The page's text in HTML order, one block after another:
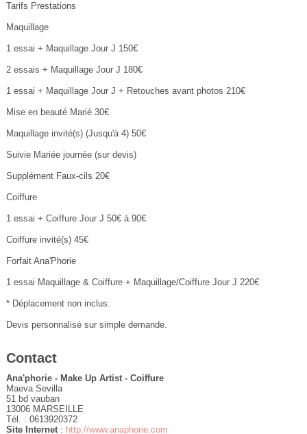
Tarifs Prestations
Maquillage
1 essai + Maquillage Jour J 150€
2 essais + Maquillage Jour J 180€
1 essai + Maquillage Jour J + Retouches avant photos 210€
Mise en beauté Marié 30€
Maquillage invité(s) (Jusqu'à 4) 50€
Suivie Mariée journée (sur devis)
Supplément Faux-cils 20€
Coiffure
1 essai + Coiffure Jour J 50€ à 90€
Coiffure invité(s) 45€
Forfait Ana'Phorie
1 essai Maquillage & Coiffure + Maquillage/Coiffure Jour J 220€
* Déplacement non inclus.
Devis personnalisé sur simple demande.
Contact
Ana'phorie - Make Up Artist - Coiffure
Maeva Sevilla
51 bd vauban
13006 MARSEILLE
Tél. : 0613920372
Site Internet: http://www.anaphorie.com